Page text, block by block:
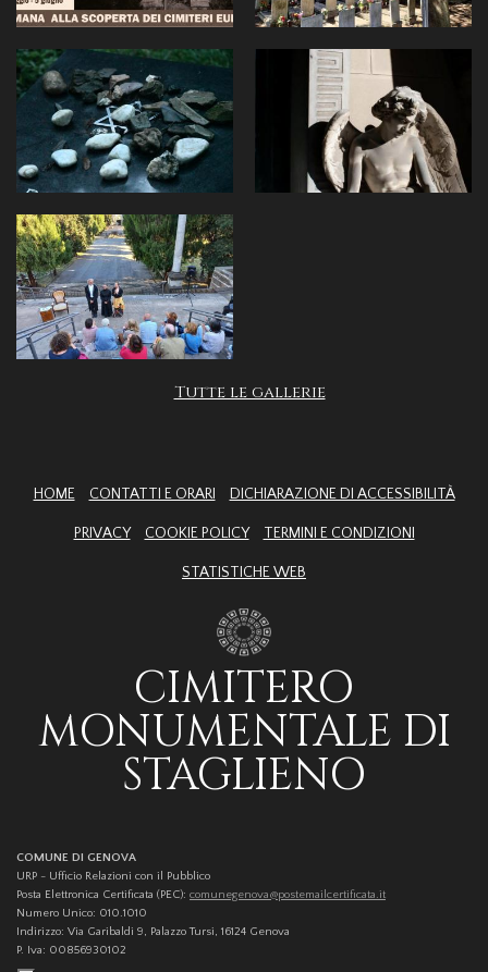
Tutte le gallerie
HOME CONTATTI E ORARI DICHIARAZIONE DI ACCESSIBILITÀ
PRIVACY COOKIE POLICY TERMINI E CONDIZIONI
STATISTICHE WEB
CIMITERO
MONUMENTALE DI
STAGLIENO
COMUNE DI GENOVA
URP - Ufficio Relazioni con il Pubblico
Posta Elettronica Certificata (PEC): comunegenova@postemailcertificata.it
Numero Unico: 010.1010
Indirizzo: Via Garibaldi 9, Palazzo Tursi, 16124 Genova
P. Iva: 00856930102